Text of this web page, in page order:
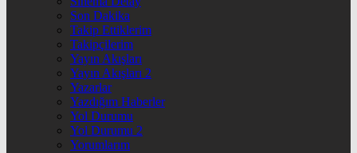
Son Dakika
Takip Ettiklerim
Takipçilerim
Yayın Akışları
Yayın Akışları 2
Yazarlar
Yazdığım Haberler
Yol Durumu
Yol Durumu 2
Yorumlarım